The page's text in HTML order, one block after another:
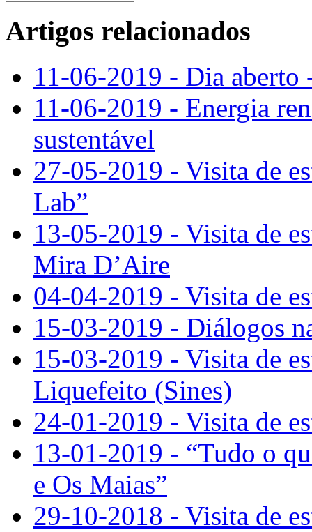
Artigos relacionados
11-06-2019 - Dia aberto
11-06-2019 - Energia
sustentável
27-05-2019 - Visita de
Lab”
13-05-2019 - Visita de
Mira D’Aire
04-04-2019 - Visita de
15-03-2019 - Diálogos
15-03-2019 - Visita de
Liquefeito (Sines)
24-01-2019 - Visita de
13-01-2019 - “Tudo o
e Os Maias”
29-10-2018 - Visita de